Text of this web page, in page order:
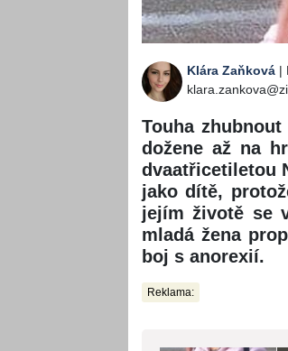
Klára Zaňková |
Touha
dožene až na
dvaatřicetiletou
jako dítě,
jejím životě se
mladá žena
boj s anorexií.
Reklama: